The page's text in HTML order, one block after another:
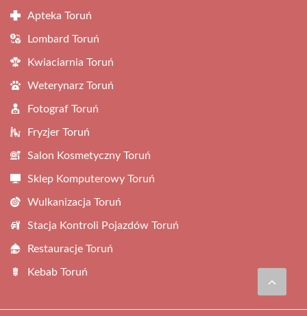
Apteka Toruń
Lombard Toruń
Kwiaciarnia Toruń
Weterynarz Toruń
Fotograf Toruń
Fryzjer Toruń
Salon Kosmetyczny Toruń
Sklep Komputerowy Toruń
Wulkanizacja Toruń
Stacja Kontroli Pojazdów Toruń
Restauracje Toruń
Kebab Toruń